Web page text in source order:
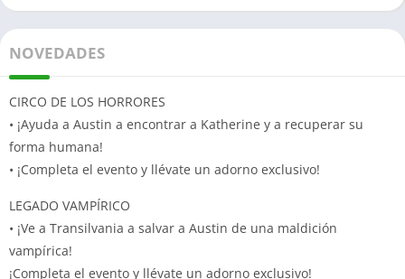
NOVEDADES
CIRCO DE LOS HORRORES
• ¡Ayuda a Austin a encontrar a Katherine y a recuperar su
forma humana!
• ¡Completa el evento y llévate un adorno exclusivo!
LEGADO VAMPÍRICO
• ¡Ve a Transilvania a salvar a Austin de una maldición
vampírica!
¡Completa el evento y llévate un adorno exclusivo!